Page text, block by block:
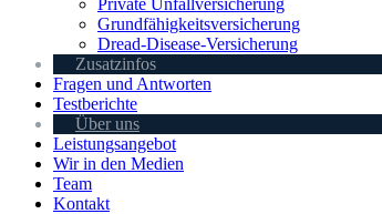
Private Unfallversicherung
Grundfähigkeitsversicherung
Dread-Disease-Versicherung
Zusatzinfos
Fragen und Antworten
Testberichte
Über uns
Leistungsangebot
Wir in den Medien
Team
Kontakt